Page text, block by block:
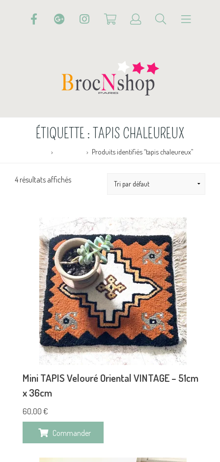
ÉTIQUETTE : TAPIS CHALEUREUX
Produits identifiés “tapis chaleureux”
4 résultats affichés
Mini TAPIS Velouré Oriental VINTAGE – 51cm
x 36cm
60,00 €
Commander